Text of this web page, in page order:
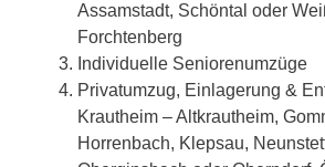
Assamstadt, Schöntal oder
Forchtenberg
Individuelle Seniorenumzüge
Privatumzug, Einlagerung &
Krautheim – Altkrautheim,
Horrenbach, Klepsau,